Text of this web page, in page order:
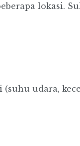
lokasi.
udara,